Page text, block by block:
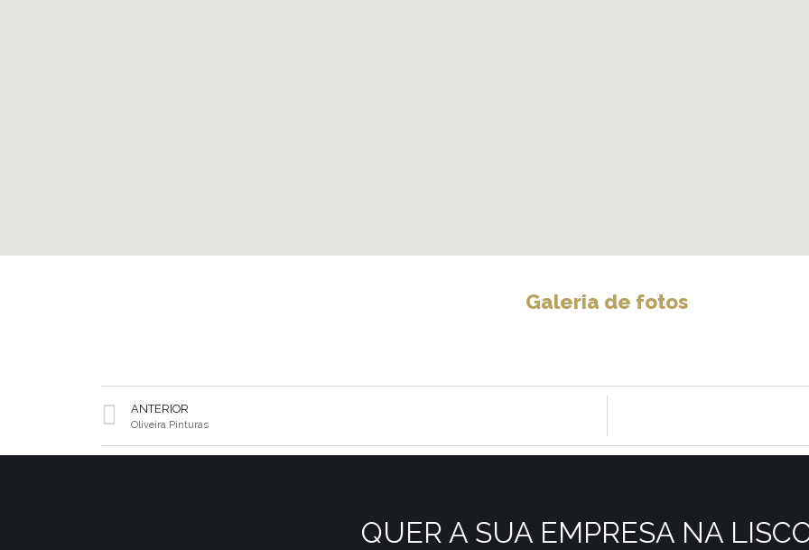
Galeria de fotos
ANTERIOR
Oliveira Pinturas
QUER A SUA EMPRESA NA